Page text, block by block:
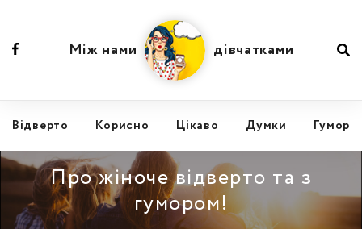
Відвертo Корисно Цікаво Думки Гумор
Між нами дівчатками
Про жіноче відверто та з
гумором!